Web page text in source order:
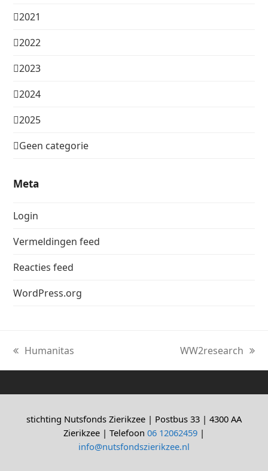
2021
2022
2023
2024
2025
Geen categorie
Meta
Login
Vermeldingen feed
Reacties feed
WordPress.org
previous
post:
Humanitas
next
post:
WW2research
stichting Nutsfonds Zierikzee | Postbus 33 | 4300 AA
Zierikzee | Telefoon 06 12062459 |
info@nutsfondszierikzee.nl